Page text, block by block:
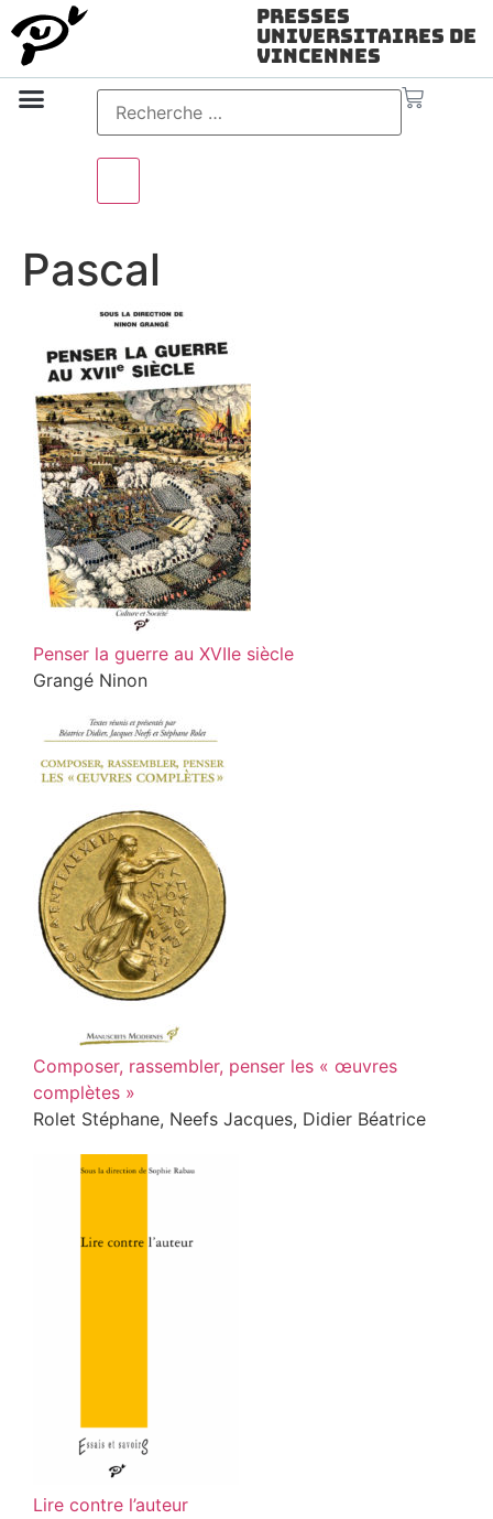
Presses
Universitaires de
Vincennes
Pascal
Penser la guerre au XVIIe siècle
Grangé Ninon
Composer, rassembler, penser les « œuvres
complètes »
Rolet Stéphane, Neefs Jacques, Didier Béatrice
Lire contre l’auteur